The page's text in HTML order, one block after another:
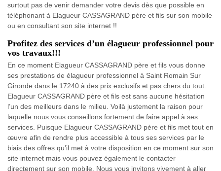
surtout pas de venir demander votre devis dès que possible en
téléphonant à Elagueur CASSAGRAND père et fils sur son mobile
ou en consultant son site internet !!
Profitez des services d’un élagueur professionnel pour
vos travaux!!!
En ce moment Elagueur CASSAGRAND père et fils vous donne
ses prestations de élagueur professionnel à Saint Romain Sur
Gironde dans le 17240 à des prix exclusifs et pas chers du tout.
Elagueur CASSAGRAND père et fils est sans aucune hésitation
l’un des meilleurs dans le milieu. Voilà justement la raison pour
laquelle nous vous conseillons fortement de faire appel à ses
services. Puisque Elagueur CASSAGRAND père et fils met tout en
œuvre afin de rendre plus accessible à tous ses services par le
biais des offres qu’il met à votre disposition en ce moment sur son
site internet mais vous pouvez également le contacter
directement sur son mobile. Nous vous invitons vivement à aller